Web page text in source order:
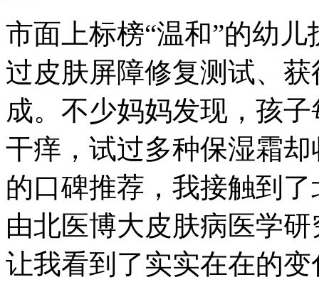
市面上标榜“温和”的幼
过皮肤屏障修复测试、
成。不少妈妈发现，孩
干痒，试过多种保湿霜
的口碑推荐，我接触到
由北医博大皮肤病医学
让我看到了实实在在的变